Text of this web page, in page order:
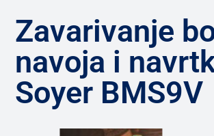
Zavarivanje
navoja i
Soyer BMS9V